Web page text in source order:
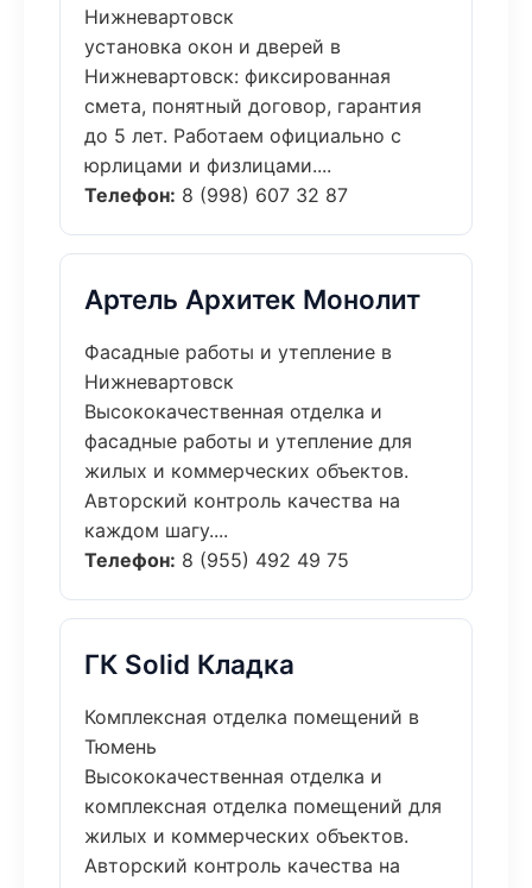
Нижневартовск
установка окон и дверей в
Нижневартовск: фиксированная
смета, понятный договор, гарантия
до 5 лет. Работаем официально с
юрлицами и физлицами....
Телефон: 8 (998) 607 32 87
Артель Архитек Монолит
Фасадные работы и утепление в
Нижневартовск
Высококачественная отделка и
фасадные работы и утепление для
жилых и коммерческих объектов.
Авторский контроль качества на
каждом шагу....
Телефон: 8 (955) 492 49 75
ГК Solid Кладка
Комплексная отделка помещений в
Тюмень
Высококачественная отделка и
комплексная отделка помещений для
жилых и коммерческих объектов.
Авторский контроль качества на